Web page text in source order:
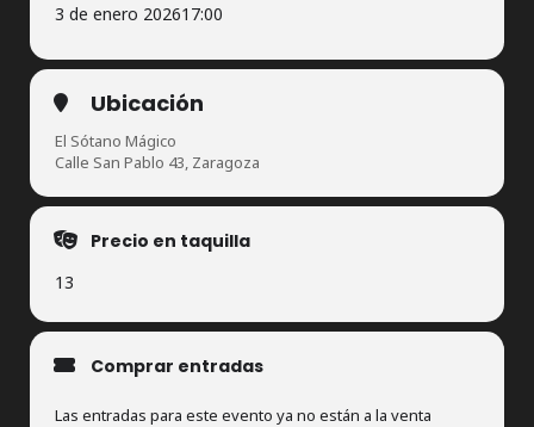
3 de enero 202617:00
Ubicación
El Sótano Mágico
Calle San Pablo 43, Zaragoza
Precio en taquilla
13
Comprar entradas
Las entradas para este evento ya no están a la venta